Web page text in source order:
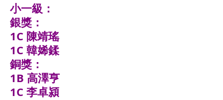
小一級：
銀獎：
1C 陳靖瑤
1C 韓㛓鍒
銅獎：
1B 高澤亨
1C 李卓潁